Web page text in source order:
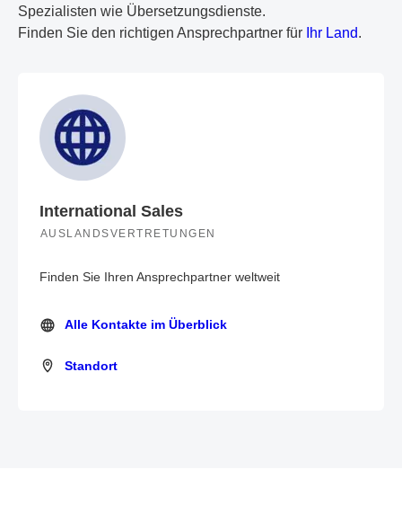
Spezialisten wie Übersetzungsdienste.
Finden Sie den richtigen Ansprechpartner für Ihr Land.
International Sales
AUSLANDSVERTRETUNGEN
Finden Sie Ihren Ansprechpartner weltweit
Alle Kontakte im Überblick
Alle Kontakte im Überblick
Standort
Standort